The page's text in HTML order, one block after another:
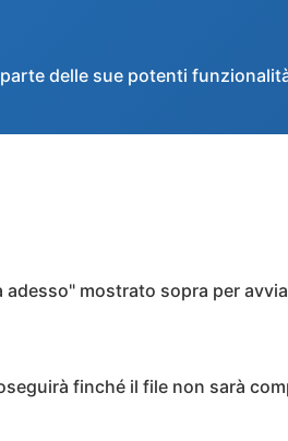
delle sue potenti
mostrato sopra per
finché il file non sarà